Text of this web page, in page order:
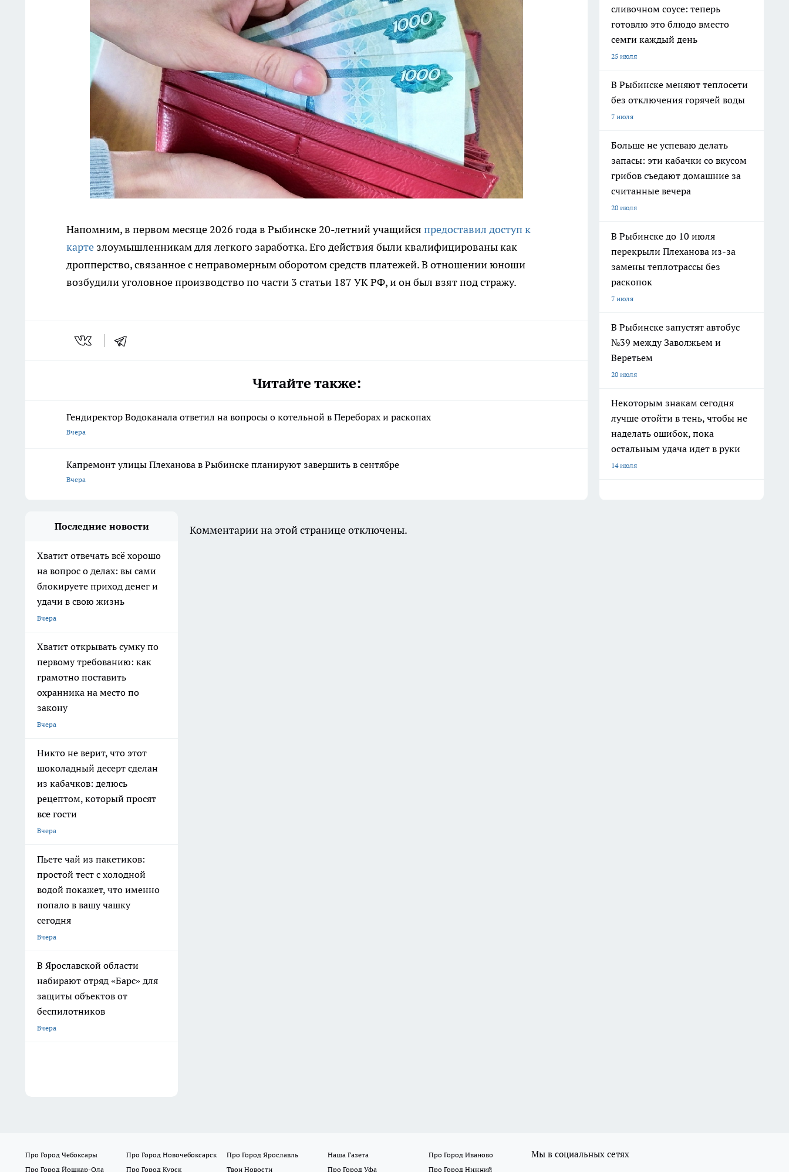
Напомним, в первом месяце 2026 года в Рыбинске 20-летний учащийся предоставил доступ к
карте злоумышленникам для легкого заработка. Его действия были квалифицированы как
дропперство, связанное с неправомерным оборотом средств платежей. В отношении юноши
возбудили уголовное производство по части 3 статьи 187 УК РФ, и он был взят под стражу.
Читайте также:
Гендиректор Водоканала ответил на вопросы о котельной в Переборах и раскопах
Вчера
Капремонт улицы Плеханова в Рыбинске планируют завершить в сентябре
Вчера
сливочном соусе: теперь
готовлю это блюдо вместо
семги каждый день
25 июля
В Рыбинске меняют теплосети
без отключения горячей воды
7 июля
Больше не успеваю делать
запасы: эти кабачки со вкусом
грибов съедают домашние за
считанные вечера
20 июля
В Рыбинске до 10 июля
перекрыли Плеханова из-за
замены теплотрассы без
раскопок
7 июля
В Рыбинске запустят автобус
№39 между Заволжьем и
Веретьем
20 июля
Некоторым знакам сегодня
лучше отойти в тень, чтобы не
наделать ошибок, пока
остальным удача идет в руки
14 июля
Последние новости
Хватит отвечать всё хорошо
на вопрос о делах: вы сами
блокируете приход денег и
удачи в свою жизнь
Вчера
Хватит открывать сумку по
первому требованию: как
грамотно поставить
охранника на место по
закону
Вчера
Никто не верит, что этот
шоколадный десерт сделан
из кабачков: делюсь
рецептом, который просят
все гости
Вчера
Пьете чай из пакетиков:
простой тест с холодной
водой покажет, что именно
попало в вашу чашку
сегодня
Вчера
В Ярославской области
набирают отряд «Барс» для
защиты объектов от
беспилотников
Вчера
Комментарии на этой странице отключены.
Про Город Чебоксары Про Город Новочебоксарск Про Город Ярославль Наша Газета
Про Город Иваново
Про Город Йошкар-Ола
Про Город Курск Твои Новости Про Город Уфа Про Город Нижний
Мы в социальных сетях